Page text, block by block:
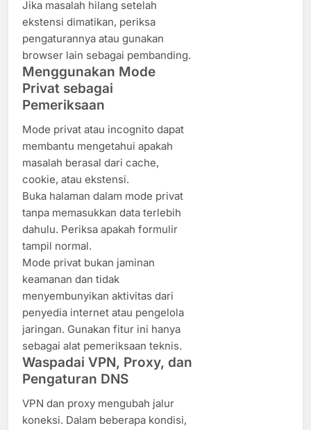
Jika masalah hilang setelah
ekstensi dimatikan, periksa
pengaturannya atau gunakan
browser lain sebagai pembanding.
Menggunakan Mode
Privat sebagai
Pemeriksaan
Mode privat atau incognito dapat
membantu mengetahui apakah
masalah berasal dari cache,
cookie, atau ekstensi.
Buka halaman dalam mode privat
tanpa memasukkan data terlebih
dahulu. Periksa apakah formulir
tampil normal.
Mode privat bukan jaminan
keamanan dan tidak
menyembunyikan aktivitas dari
penyedia internet atau pengelola
jaringan. Gunakan fitur ini hanya
sebagai alat pemeriksaan teknis.
Waspadai VPN, Proxy, dan
Pengaturan DNS
VPN dan proxy mengubah jalur
koneksi. Dalam beberapa kondisi,